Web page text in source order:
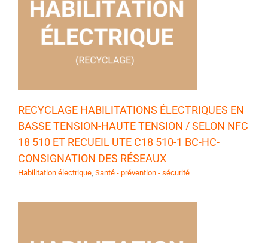
RECYCLAGE HABILITATIONS ÉLECTRIQUES EN
BASSE TENSION-HAUTE TENSION / SELON NFC
18 510 ET RECUEIL UTE C18 510-1 BC-HC-
CONSIGNATION DES RÉSEAUX
Habilitation électrique, Santé - prévention - sécurité